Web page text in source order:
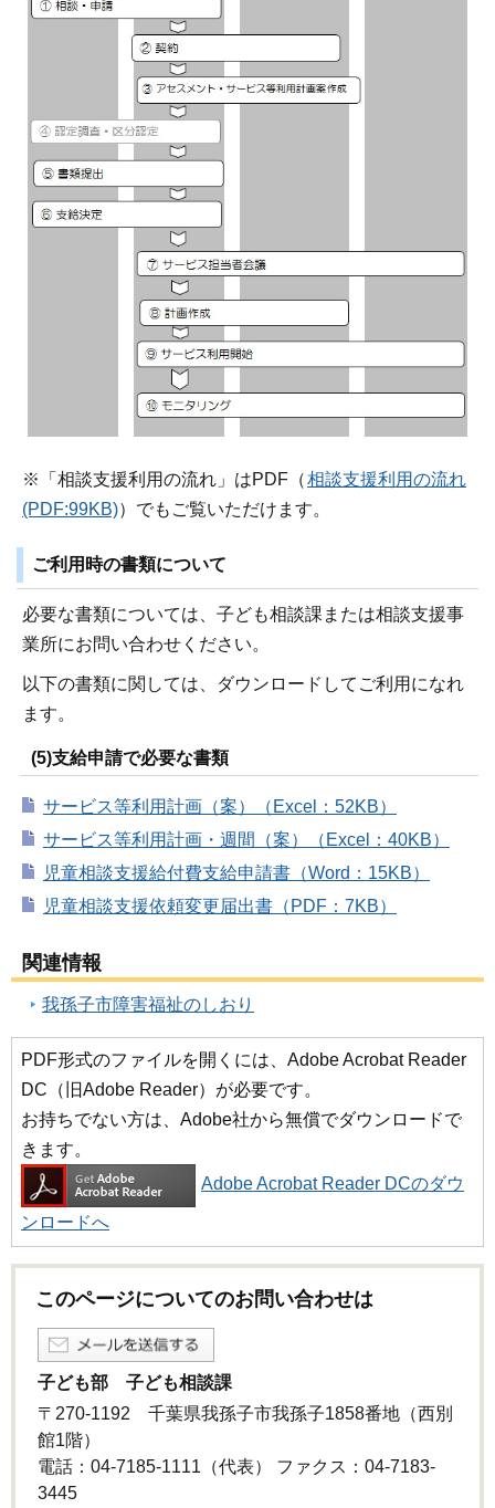
※「相談支援利用の流れ」はPDF（相談支援利用の流れ
(PDF:99KB)）でもご覧いただけます。
ご利用時の書類について
必要な書類については、子ども相談課または相談支援事
業所にお問い合わせください。
以下の書類に関しては、ダウンロードしてご利用になれ
ます。
(5)支給申請で必要な書類
サービス等利用計画（案）（Excel：52KB）
サービス等利用計画・週間（案）（Excel：40KB）
児童相談支援給付費支給申請書（Word：15KB）
児童相談支援依頼変更届出書（PDF：7KB）
関連情報
我孫子市障害福祉のしおり
PDF形式のファイルを開くには、Adobe Acrobat Reader
DC（旧Adobe Reader）が必要です。
お持ちでない方は、Adobe社から無償でダウンロードで
きます。
Adobe Acrobat Reader DCのダウ
ンロードへ
このページについてのお問い合わせは
子ども部 子ども相談課
〒270-1192 千葉県我孫子市我孫子1858番地（西別
館1階）
電話：04-7185-1111（代表） ファクス：04-7183-
3445